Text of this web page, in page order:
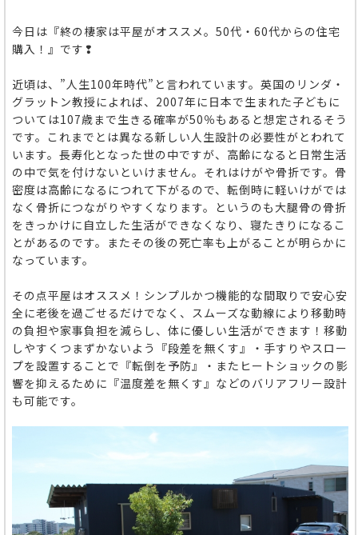
今日は『終の棲家は平屋がオススメ。50代・60代からの住宅
購入！』です❢
近頃は、”人生100年時代”と言われています。英国のリンダ・
グラットン教授によれば、2007年に日本で生まれた子どもに
ついては107歳まで生きる確率が50％もあると想定されるそう
です。これまでとは異なる新しい人生設計の必要性がとわれて
います。長寿化となった世の中ですが、高齢になると日常生活
の中で気を付けないといけません。それはけがや骨折です。骨
密度は高齢になるにつれて下がるので、転倒時に軽いけがでは
なく骨折につながりやすくなります。というのも大腿骨の骨折
をきっかけに自立した生活ができなくなり、寝たきりになるこ
とがあるのです。またその後の死亡率も上がることが明らかに
なっています。
その点平屋はオススメ！シンプルかつ機能的な間取りで安心安
全に老後を過ごせるだけでなく、スムーズな動線により移動時
の負担や家事負担を減らし、体に優しい生活ができます！移動
しやすくつまずかないよう『段差を無くす』・手すりやスロー
プを設置することで『転倒を予防』・またヒートショックの影
響を抑えるために『温度差を無くす』などのバリアフリー設計
も可能です。